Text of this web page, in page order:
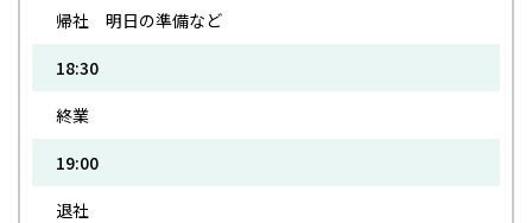
帰社 明日の準備など
18:30
終業
19:00
退社